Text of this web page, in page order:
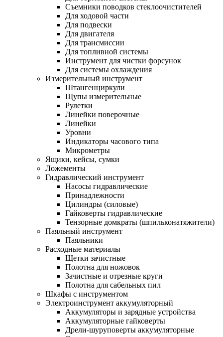
Съемники поводков стеклоочистителей
Для ходовой части
Для подвески
Для двигателя
Для трансмиссии
Для топливной системы
Инструмент для чистки форсунок
Для системы охлаждения
Измерительный инструмент
Штангенциркули
Щупы измерительные
Рулетки
Линейки поверочные
Линейки
Уровни
Индикаторы часового типа
Микрометры
Ящики, кейсы, сумки
Ложементы
Гидравлический инструмент
Насосы гидравлические
Принадлежности
Цилиндры (силовые)
Гайковерты гидравлические
Тензорные домкраты (шпильконатяжители)
Паяльный инструмент
Паяльники
Расходные материалы
Щетки зачистные
Полотна для ножовок
Зачистные и отрезные круги
Полотна для сабельных пил
Шкафы с инструментом
Электроинструмент аккумуляторный
Аккумуляторы и зарядные устройства
Аккумуляторные гайковерты
Дрели-шуруповерты аккумуляторные